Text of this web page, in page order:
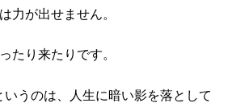
力が出せません。
たり来たりです。
うのは、人生に暗い影を落として